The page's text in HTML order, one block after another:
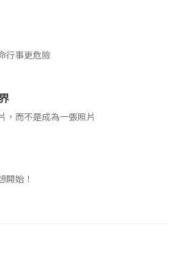
行事更危險
，而不是成為一張照片
開始！